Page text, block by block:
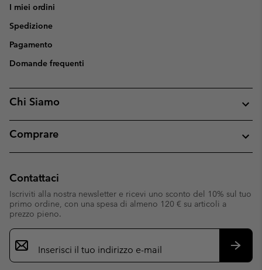
I miei ordini
Spedizione
Pagamento
Domande frequenti
Chi Siamo
Comprare
Contattaci
Iscriviti alla nostra newsletter e ricevi uno sconto del 10% sul tuo
primo ordine, con una spesa di almeno 120 € su articoli a
prezzo pieno.
Iscrizione
e-
mail